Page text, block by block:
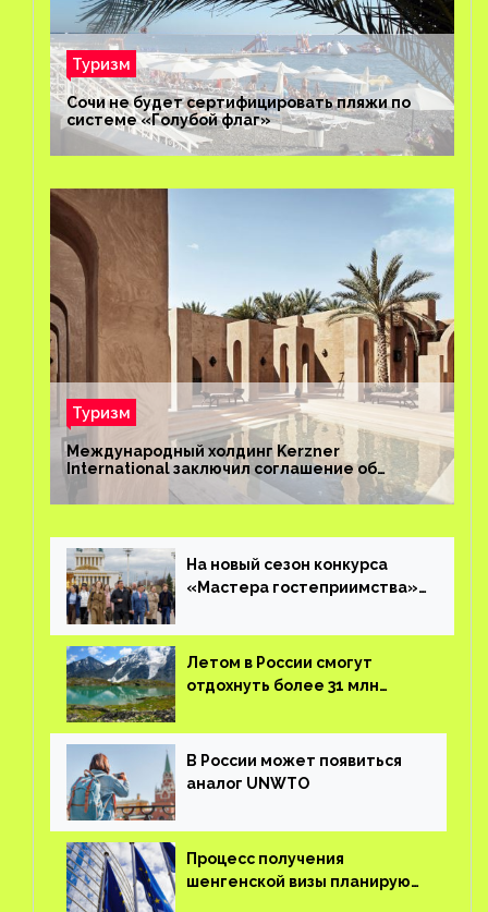
Туризм
Сочи не будет сертифицировать пляжи по
системе «Голубой флаг»
Туризм
Международный холдинг Kerzner
International заключил соглашение об
управлении курортом Bab Al Shams Desert
Resort в Дубае
На новый сезон конкурса
«Мастера гостеприимства»
заявок
Летом в России смогут
отдохнуть более 31 млн
В России может появиться
аналог UNWTO
Процесс получения
шенгенской визы планируют